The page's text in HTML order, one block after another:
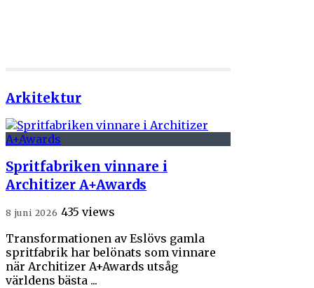
Arkitektur
Spritfabriken vinnare i
Architizer A+Awards
8 juni 2026 435 views
Transformationen av Eslövs gamla
spritfabrik har belönats som vinnare
när Architizer A+Awards utsåg
världens bästa ...